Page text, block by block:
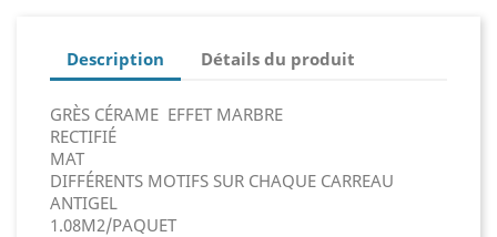
Description Détails du produit
GRÈS CÉRAME EFFET MARBRE
RECTIFIÉ
MAT
DIFFÉRENTS MOTIFS SUR CHAQUE CARREAU
ANTIGEL
1.08M2/PAQUET